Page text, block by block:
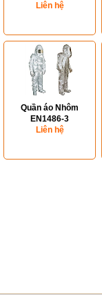
Liên hệ
Quần áo Nhôm
EN1486-3
Liên hệ